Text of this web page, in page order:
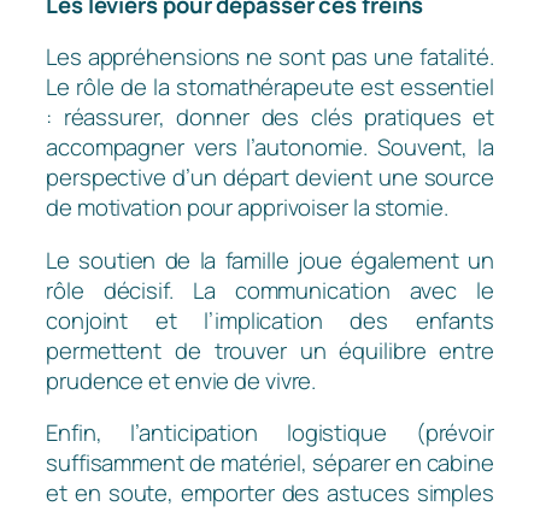
Les appréhensions ne sont pas une fatalité.
Le rôle de la stomathérapeute est essentiel
: réassurer, donner des clés pratiques et
accompagner vers l’autonomie. Souvent, la
perspective d’un départ devient une source
de motivation pour apprivoiser la stomie.
Le soutien de la famille joue également un
rôle décisif. La communication avec le
conjoint et l’implication des enfants
permettent de trouver un équilibre entre
prudence et envie de vivre.
Enfin, l’anticipation logistique (prévoir
suffisamment de matériel, séparer en cabine
et en soute, emporter des astuces simples